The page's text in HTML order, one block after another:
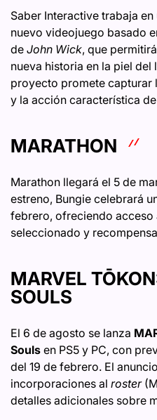
Saber Interactive trabaja en
nuevo videojuego basado
de John Wick, que
nueva historia en la piel del
proyecto promete capturar
y la acción característica
MARATHON
Marathon llegará el 5 de
estreno, Bungie celebrará
febrero, ofreciendo
seleccionado y
MARVEL
SOULS
El 6 de agosto se lanza
Souls en PS5 y PC, con
del 19 de febrero. El
incorporaciones al roster
detalles adicionales sobre